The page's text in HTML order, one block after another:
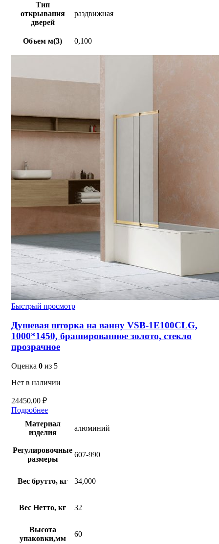
Тип
открывания
дверей
раздвижная
Объем м(3) 0,100
Быстрый просмотр
Душевая шторка на ванну VSB-1E100CLG,
1000*1450, брашированное золото, стекло
прозрачное
Оценка 0 из 5
Нет в наличии
24450,00 ₽
Подробнее
Материал
изделия
алюминий
Регулировочные
размеры
607-990
Вес брутто, кг 34,000
Вес Нетто, кг 32
Высота
упаковки,мм
60